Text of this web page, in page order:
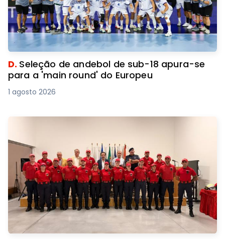
D. Seleção de andebol de sub-18 apura-se
para a 'main round' do Europeu
1 agosto 2026